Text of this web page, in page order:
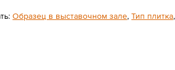
Образец в выставочном зале,Тип плитка,